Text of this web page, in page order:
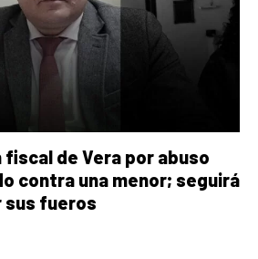
fiscal de Vera por abuso
contra una menor; seguirá
sus fueros